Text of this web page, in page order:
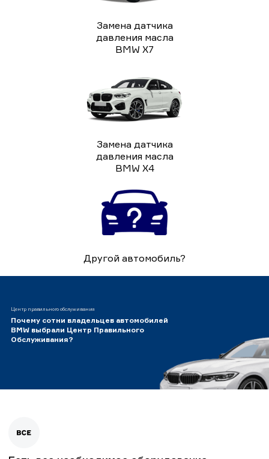
Замена датчика
давления масла
BMW X7
Замена датчика
давления масла
BMW X4
Другой автомобиль?
Центр правильного обслуживания
Почему сотни владельцев автомобилей
BMW выбрали Центр Правильного
Обслуживания?